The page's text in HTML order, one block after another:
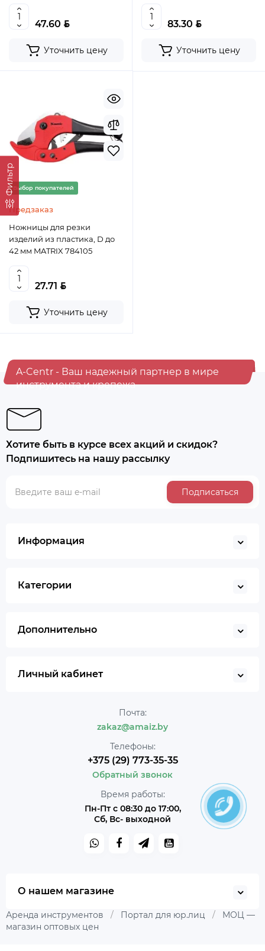
Фильтр
47.60 BYN
Уточнить цену
рукояток// MATRIX, 78418
83.30 BYN
Уточнить цену
Выбор покупателей
Предзаказ
Ножницы для резки
изделий из пластика, D до
42 мм MATRIX 784105
27.71 BYN
Уточнить цену
A-Centr - Ваш надежный партнер в мире
инструмента и крепежа
Хотите быть в курсе всех акций и скидок?
Подпишитесь на нашу рассылку
Подписаться
Информация
Категории
Дополнительно
Личный кабинет
Почта:
zakaz@amaiz.by
Телефоны:
+375 (29) 773-35-35
Обратный звонок
Время работы:
Пн-Пт с 08:30 до 17:00,
Сб, Вс- выходной
О нашем магазине
Аренда инструментов / Портал для юр.лиц /
МОЦ —
магазин оптовых цен